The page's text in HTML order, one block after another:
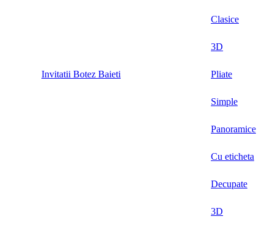
Clasice
3D
Invitatii Botez Baieti Pliate
Simple
Panoramice
Cu eticheta
Decupate
3D